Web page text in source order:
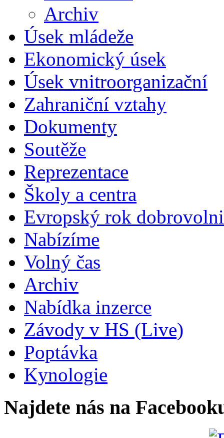
Archiv
Úsek mládeže
Ekonomický úsek
Úsek vnitroorganizační
Zahraniční vztahy
Dokumenty
Soutěže
Reprezentace
Školy a centra
Evropský rok
Nabízíme
Volný čas
Archiv
Nabídka inzerce
Závody v HS (Live)
Poptávka
Kynologie
Najdete nás na